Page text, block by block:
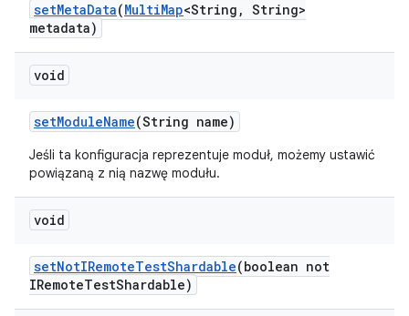
setMetaData(MultiMap<String , String>
metadata)
void
setModuleName(String name)
Jeśli ta konfiguracja reprezentuje moduł, możemy ustawić
powiązaną z nią nazwę modułu.
void
setNotIRemoteTestShardable(boolean not
IRemoteTestShardable)